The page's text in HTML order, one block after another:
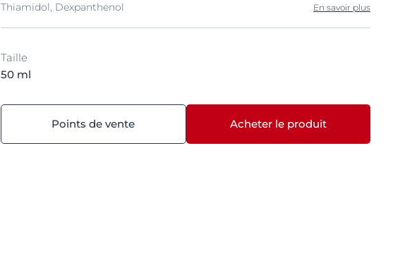
Thiamidol, Dexpanthenol
En savoir plus
Taille
50 ml
Points de vente Acheter le produit